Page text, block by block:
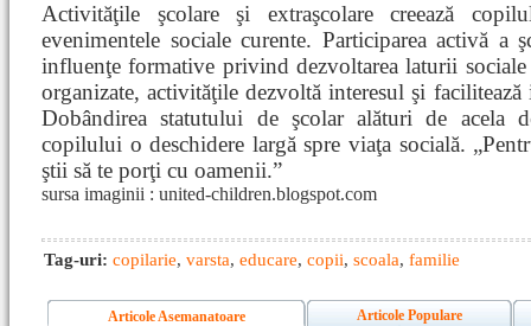
Activităţile şcolare şi extraşcolare creează
evenimentele sociale curente. Participarea activă a
influenţe formative privind dezvoltarea laturii
organizate, activităţile dezvoltă interesul şi
Dobândirea statutului de şcolar alături de acela
copilului o deschidere largă spre viaţa socială.
ştii să te porţi cu oamenii.”
sursa imaginii : united-children.blogspot.com
Tag-uri: copilarie, varsta, educare, copii, scoala, familie
Articole Asemanatoare
Articole Populare